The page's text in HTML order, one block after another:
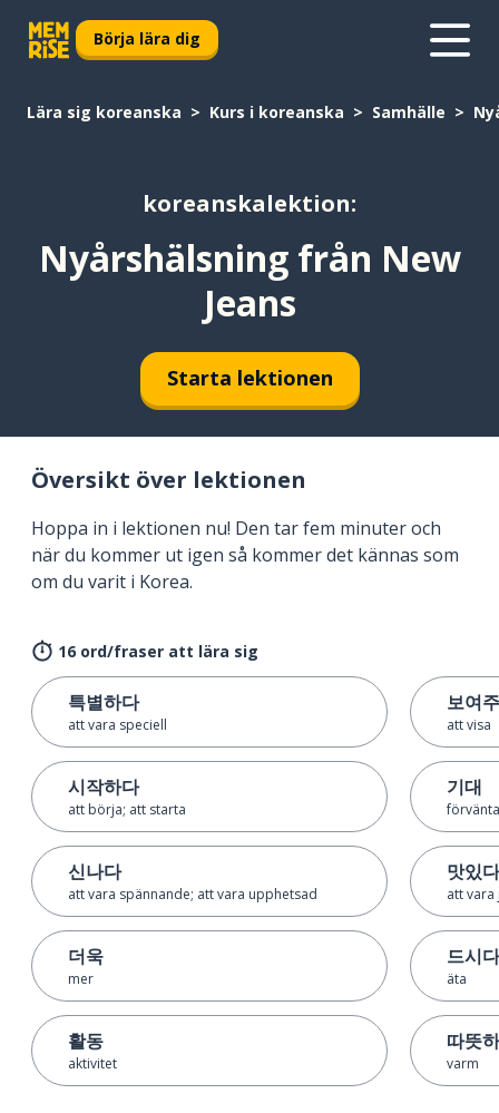
Börja lära dig
Lära sig koreanska Kurs i koreanska Samhälle
koreanskalektion:
Nyårshälsning från New
Jeans
Starta lektionen
Översikt över lektionen
Hoppa in i lektionen nu! Den tar fem minuter och
när du kommer ut igen så kommer det kännas som
om du varit i Korea.
16 ord/fraser att lära sig
특별하다
att vara speciell
시작하다
att börja; att starta
신나다
att vara spännande; att vara upphetsad
더욱
mer
활동
aktivitet
보여
att visa
기대
맛있다
att
드시다
äta
따뜻
varm